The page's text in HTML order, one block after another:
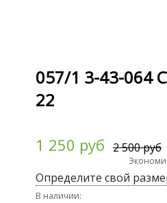
057/1 3-43-064
22
1 250 руб 2 500 руб
Определите свой
В наличии: